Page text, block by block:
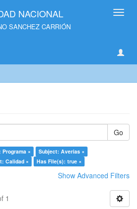
NACIONAL
SANCHEZ CARRIÓN
Go
Programa ×
Subject: Averías ×
Calidad × Has File(s): true ×
Show Advanced Filters
1